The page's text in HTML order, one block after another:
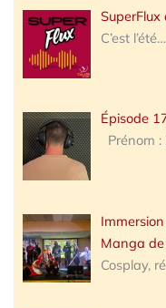
SuperFlux
C’est
Épisode
Prénom :
Manga
Cosplay,